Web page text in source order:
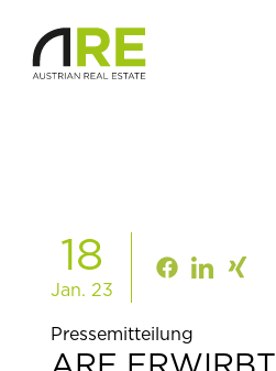
18
Jan. 23
Pressemitteilung
ARE ERWIRBT